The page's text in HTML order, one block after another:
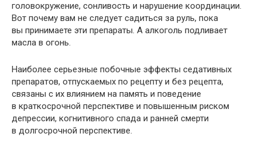
головокружение, сонливость и нарушение координации.
Вот почему вам не следует садиться за руль, пока
вы принимаете эти препараты. А алкоголь подливает
масла в огонь.
Наиболее серьезные побочные эффекты седативных
препаратов, отпускаемых по рецепту и без рецепта,
связаны с их влиянием на память и поведение
в краткосрочной перспективе и повышенным риском
депрессии, когнитивного спада и ранней смерти
в долгосрочной перспективе.